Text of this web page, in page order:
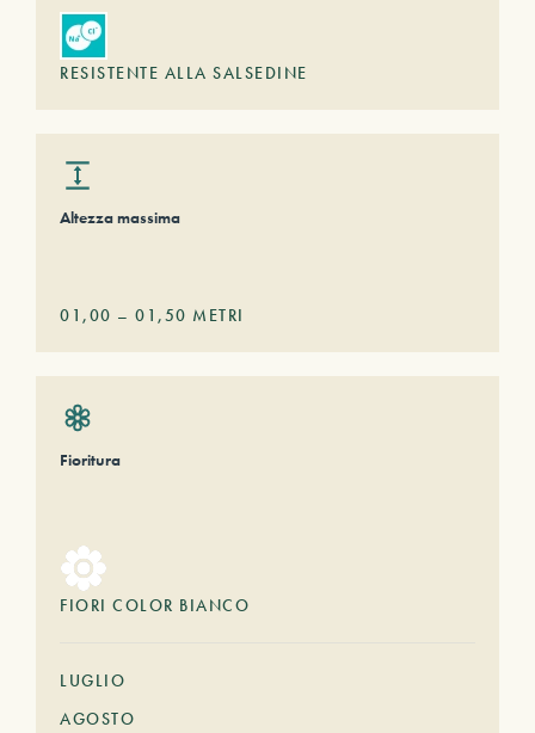
RESISTENTE ALLA SALSEDINE
Altezza massima
01,00 – 01,50 METRI
Fioritura
FIORI COLOR BIANCO
LUGLIO
AGOSTO